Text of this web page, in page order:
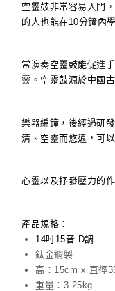
空靈鼓非常容易入門
的人也能在10分鐘內
常演奏空靈鼓能促進
靈。空靈鼓源於中國
樂器編鐘，後經過研
清、空靈而悠遠，可
心靈以及抒發壓力的
產品規格：
14吋15音 D調
鈦金鋼製
高：15cm x 直徑
重量：3.25kg